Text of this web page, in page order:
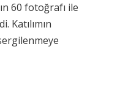
60 fotoğrafı ile
Katılımın